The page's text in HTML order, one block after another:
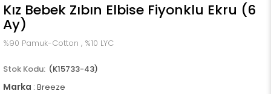
Kız Bebek Zıbın Elbise Fiyonklu Ekru (6
Ay)
%90 Pamuk-Cotton , %10 LYC
(K15733-43)
Marka : Breeze